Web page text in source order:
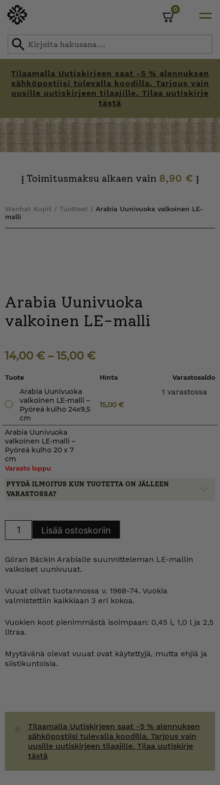
Tilaamalla Uutiskirjeen saat -5 % alennuksen
sähköpostiisi tulevalla koodilla. Tarjous vain
uusille uutiskirjeen tilaajille. Tilaa uutiskirje
tästä
0
{ Toimitusmaksu alkaen vain 8,90 € }
Wanhat Kupit / Tuotteet / Arabia Uunivuoka valkoinen LE-
malli
Arabia Uunivuoka
valkoinen LE-malli
14,00 € –15,00 €
Tuote Hinta Varastosaldo
Arabia Uunivuoka
valkoinen LE-malli –
Pyöreä kulho 24x9,5
cm
15,00€
1 varastossa
Arabia Uunivuoka
valkoinen LE-malli –
Pyöreä kulho 20 x 7
cm
Varasto loppu
PYYDÄ ILMOITUS KUN TUOTETTA ON JÄLLEEN
VARASTOSSA?
Uunivuoka
määrä
Lisää ostoskoriin
Göran Bäckin Arabialle suunnitteleman LE-mallin
valkoiset uunivuuat.
Vuuat olivat tuotannossa v. 1968-74. Vuokia
valmistettiin kaikkiaan 3 eri kokoa.
Vuokien koot pienimmästä isoimpaan: 0,45 l, 1,0 l ja 2,5
litraa.
Myytävänä olevat vuuat ovat käytettyjä, mutta ehjiä ja
siistikuntoisia.
Tilaamalla Uutiskirjeen saat -5 % alennuksen
sähköpostiisi tulevalla koodilla. Tarjous vain
uusille uutiskirjeen tilaajille. Tilaa uutiskirje
tästä